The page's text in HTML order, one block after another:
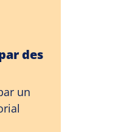
des
un